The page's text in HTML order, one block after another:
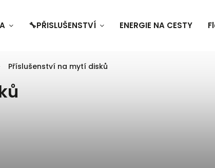
🔧PŘISLUŠENSTVÍ ENERGIE NA CESTY
Příslušenství na mytí disků